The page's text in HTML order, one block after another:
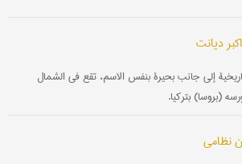
دیانت
إلی جانب بحيرة بنفس الاسم، تقع في الشمال
(بروسا) بتركيا.
نظامی